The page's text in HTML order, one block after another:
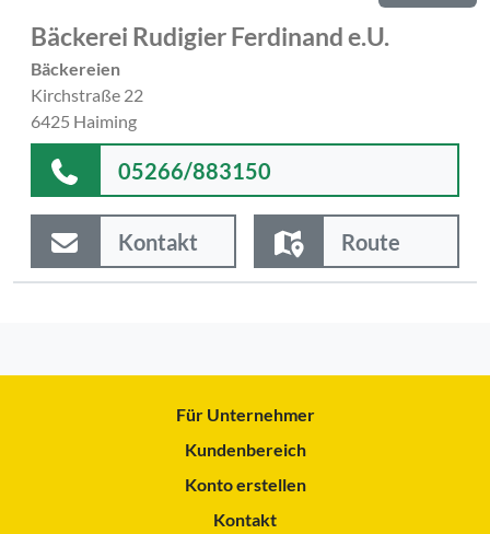
Bäckerei Rudigier Ferdinand e.U.
Bäckereien
Kirchstraße 22
6425 Haiming
05266/883150
Kontakt Route
Für Unternehmer
Kundenbereich
Konto erstellen
Kontakt